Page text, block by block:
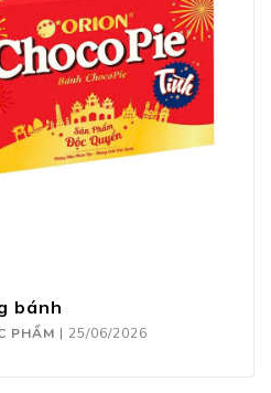
bánh
PHẨM | 25/06/2026